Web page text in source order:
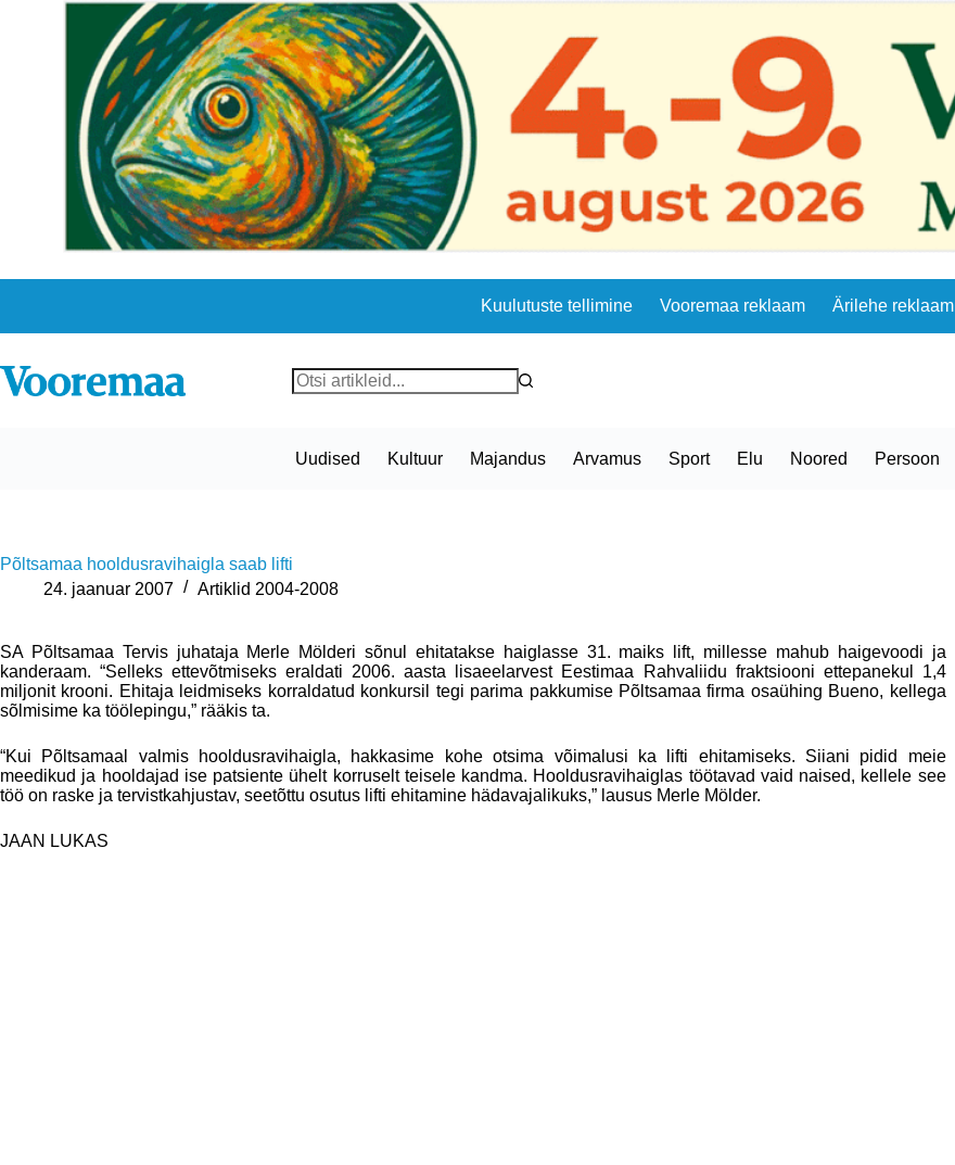
Kuulutuste tellimine Vooremaa reklaam Ärilehe reklaam
Uudised Kultuur Majandus Arvamus Sport Elu Noored Persoon
Põltsamaa hooldusravihaigla saab lifti
24. jaanuar 2007
Artiklid 2004-2008
SA Põltsamaa Tervis juhataja Merle Mölderi sõnul ehitatakse haiglasse 31. maiks lift, millesse mahub haigevoodi ja
kanderaam. “Selleks ettevõtmiseks eraldati 2006. aasta lisaeelarvest Eestimaa Rahvaliidu fraktsiooni ettepanekul 1,4
miljonit krooni. Ehitaja leidmiseks korraldatud konkursil tegi parima pakkumise Põltsamaa firma osaühing Bueno, kellega
sõlmisime ka töölepingu,” rääkis ta.
“Kui Põltsamaal valmis hooldusravihaigla, hakkasime kohe otsima võimalusi ka lifti ehitamiseks. Siiani pidid meie
meedikud ja hooldajad ise patsiente ühelt korruselt teisele kandma. Hooldusravihaiglas töötavad vaid naised, kellele see
töö on raske ja tervistkahjustav, seetõttu osutus lifti ehitamine hädavajalikuks,” lausus Merle Mölder.
JAAN LUKAS